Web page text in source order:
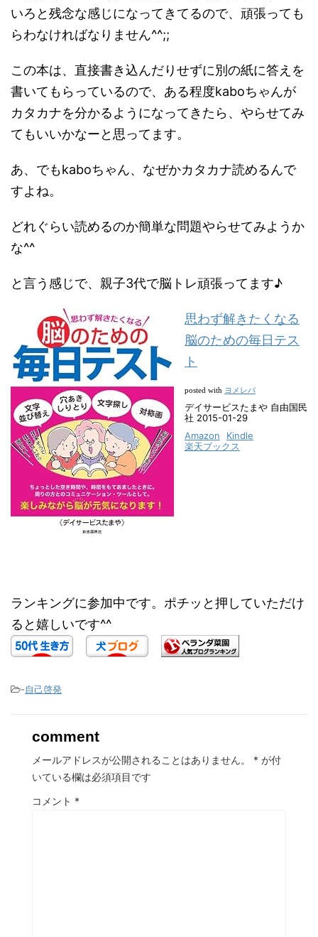
いろと残念な感じになってきてるので、頑張っても
らわなければなりません^^;;
この本は、直接書き込んだりせずに別の紙に答えを
書いてもらっているので、ある程度kaboちゃんが
カタカナを分かるようになってきたら、やらせてみ
てもいいかなーと思ってます。
あ、でもkaboちゃん、なぜかカタカナ読めるんで
すよね。
どれぐらい読めるのか簡単な問題やらせてみようか
な^^
と言う感じで、親子3代で脳トレ頑張ってます♪
思わず解きたくなる
脳のための毎日テス
ト
posted with ヨメレバ
デイサービスたまや 自由国民
社 2015-01-29
Amazon
Kindle
楽天ブックス
ランキングに参加中です。ポチッと押していただけ
ると嬉しいです^^
-自己啓発
comment
メールアドレスが公開されることはありません。 * が付
いている欄は必須項目です
コメント *